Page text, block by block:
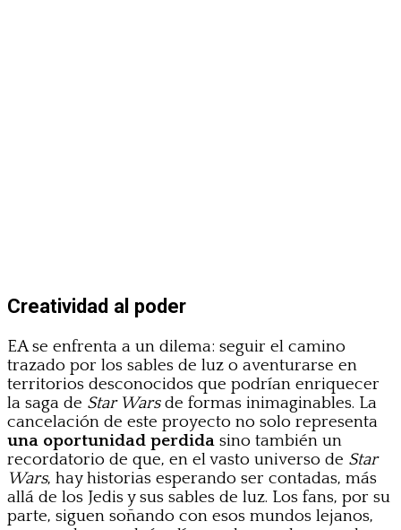
Creatividad al poder
EA se enfrenta a un dilema: seguir el camino
trazado por los sables de luz o aventurarse en
territorios desconocidos que podrían enriquecer
la saga de Star Warsde formas inimaginables. La
cancelación de este proyecto no solo representa
una oportunidad perdida sino también un
recordatorio de que, en el vasto universo de Star
Wars, hay historias esperando ser contadas, más
allá de los Jedis y sus sables de luz. Los fans, por su
parte, siguen soñando con esos mundos lejanos,